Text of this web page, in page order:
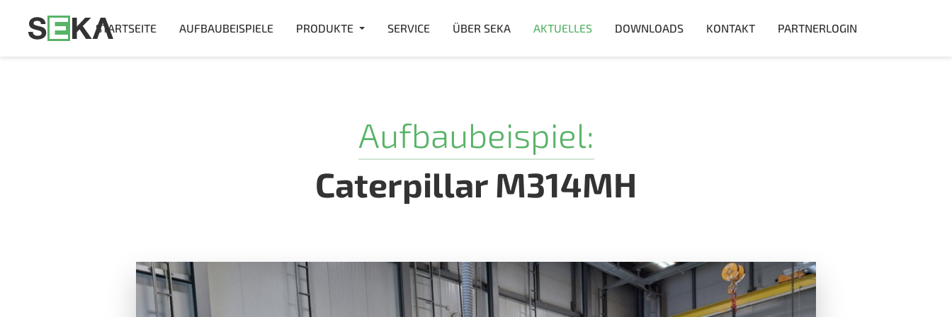
STARTSEITE AUFBAUBEISPIELE PRODUKTE SERVICE ÜBER SEKA AKTUELLES DOWNLOADS KONTAKT PARTNERLOGIN
Aufbaubeispiel:
Caterpillar M314MH